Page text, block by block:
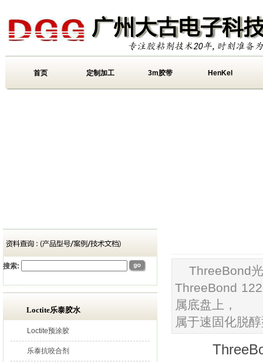
首页 定制加工 3m胶带 HenKel
搜索:
Loctite乐泰胶水
Loctite预涂胶
乐泰抗咬合剂
ThreeBond
ThreeBond
属底盘上，
属于速固化脱